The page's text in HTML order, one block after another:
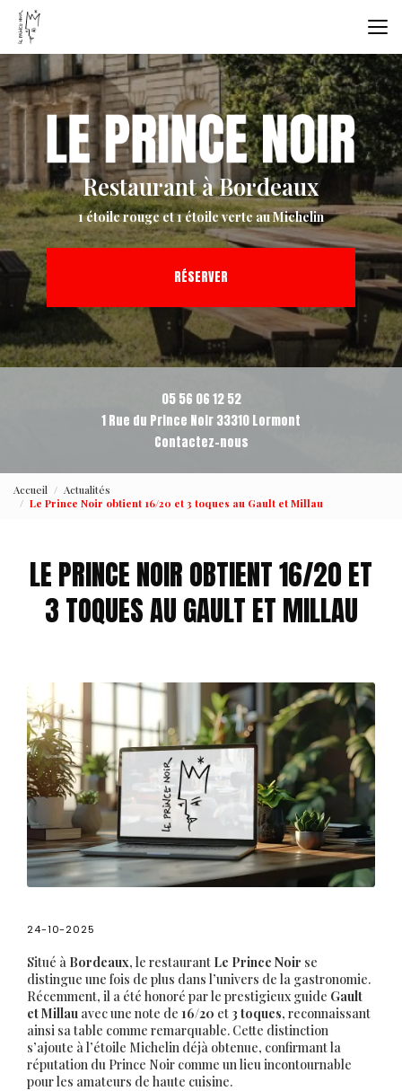
Aller
contenu
principal
Restaurant à Bordeaux
1 étoile rouge et 1 étoile verte au Michelin
RÉSERVER
05 56 06 12 52
1 Rue du Prince Noir 33310 Lormont
Contactez-nous
Accueil
Actualités
Le Prince Noir obtient 16/20 et 3 toques au Gault et Millau
LE PRINCE NOIR OBTIENT 16/20 ET
3 TOQUES AU GAULT ET MILLAU
24-10-2025
Situé à Bordeaux, le restaurant Le Prince Noir se
distingue une fois de plus dans l’univers de la gastronomie.
Récemment, il a été honoré par le prestigieux guide Gault
et Millau avec une note de 16/20 et 3 toques, reconnaissant
ainsi sa table comme remarquable. Cette distinction
s’ajoute à l’étoile Michelin déjà obtenue, confirmant la
réputation du Prince Noir comme un lieu incontournable
pour les amateurs de haute cuisine.